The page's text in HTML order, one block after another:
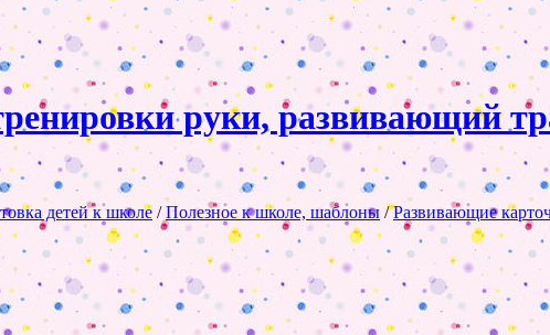
руки, развивающий
детей к школе /Полезное к школе, шаблоны /Развивающие